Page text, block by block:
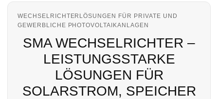
WECHSELRICHTERLÖSUNGEN FÜR PRIVATE UND
GEWERBLICHE PHOTOVOLTAIKANLAGEN
SMA WECHSELRICHTER –
LEISTUNGSSTARKE
LÖSUNGEN FÜR
SOLARSTROM, SPEICHER